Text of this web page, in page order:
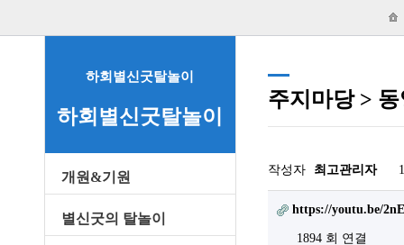
하회별신굿탈놀이
하회별신굿탈놀이
개원&기원
별신굿의 탈놀이
주지마당 >
작성자 최고관리자
관련링크https://youtu.be/
1894 회 연결